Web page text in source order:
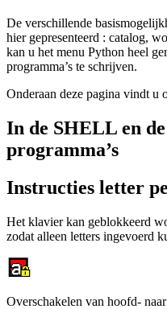
De verschillende
hier gepresenteerd : catalog,
kan u het menu Python heel
programma’s te schrijven.
Onderaan deze pagina vindt u
In de SHELL en
programma’s
Instructies letter
Het klavier kan geblokkeerd
zodat alleen letters ingevoerd
Overschakelen van hoofd-